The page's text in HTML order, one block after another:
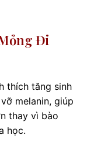
Đi
thích tăng sinh
melanin, giúp
thay vì bào
học.